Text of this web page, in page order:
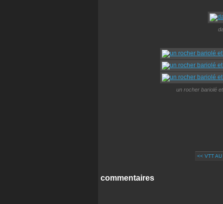
un rocher bariolé
<< VTT
commentaires